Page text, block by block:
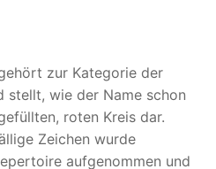
zur Kategorie der
stellt, wie der Name schon
roten Kreis dar.
Zeichen wurde
aufgenommen und